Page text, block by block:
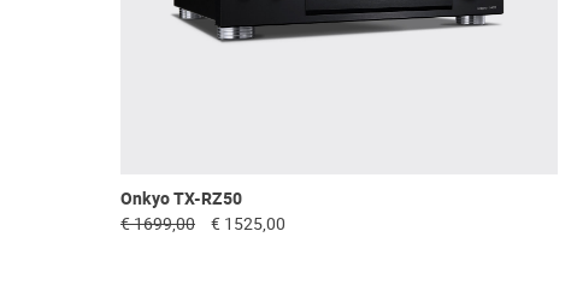
Onkyo TX-RZ50
€ 1699,00 € 1525,00